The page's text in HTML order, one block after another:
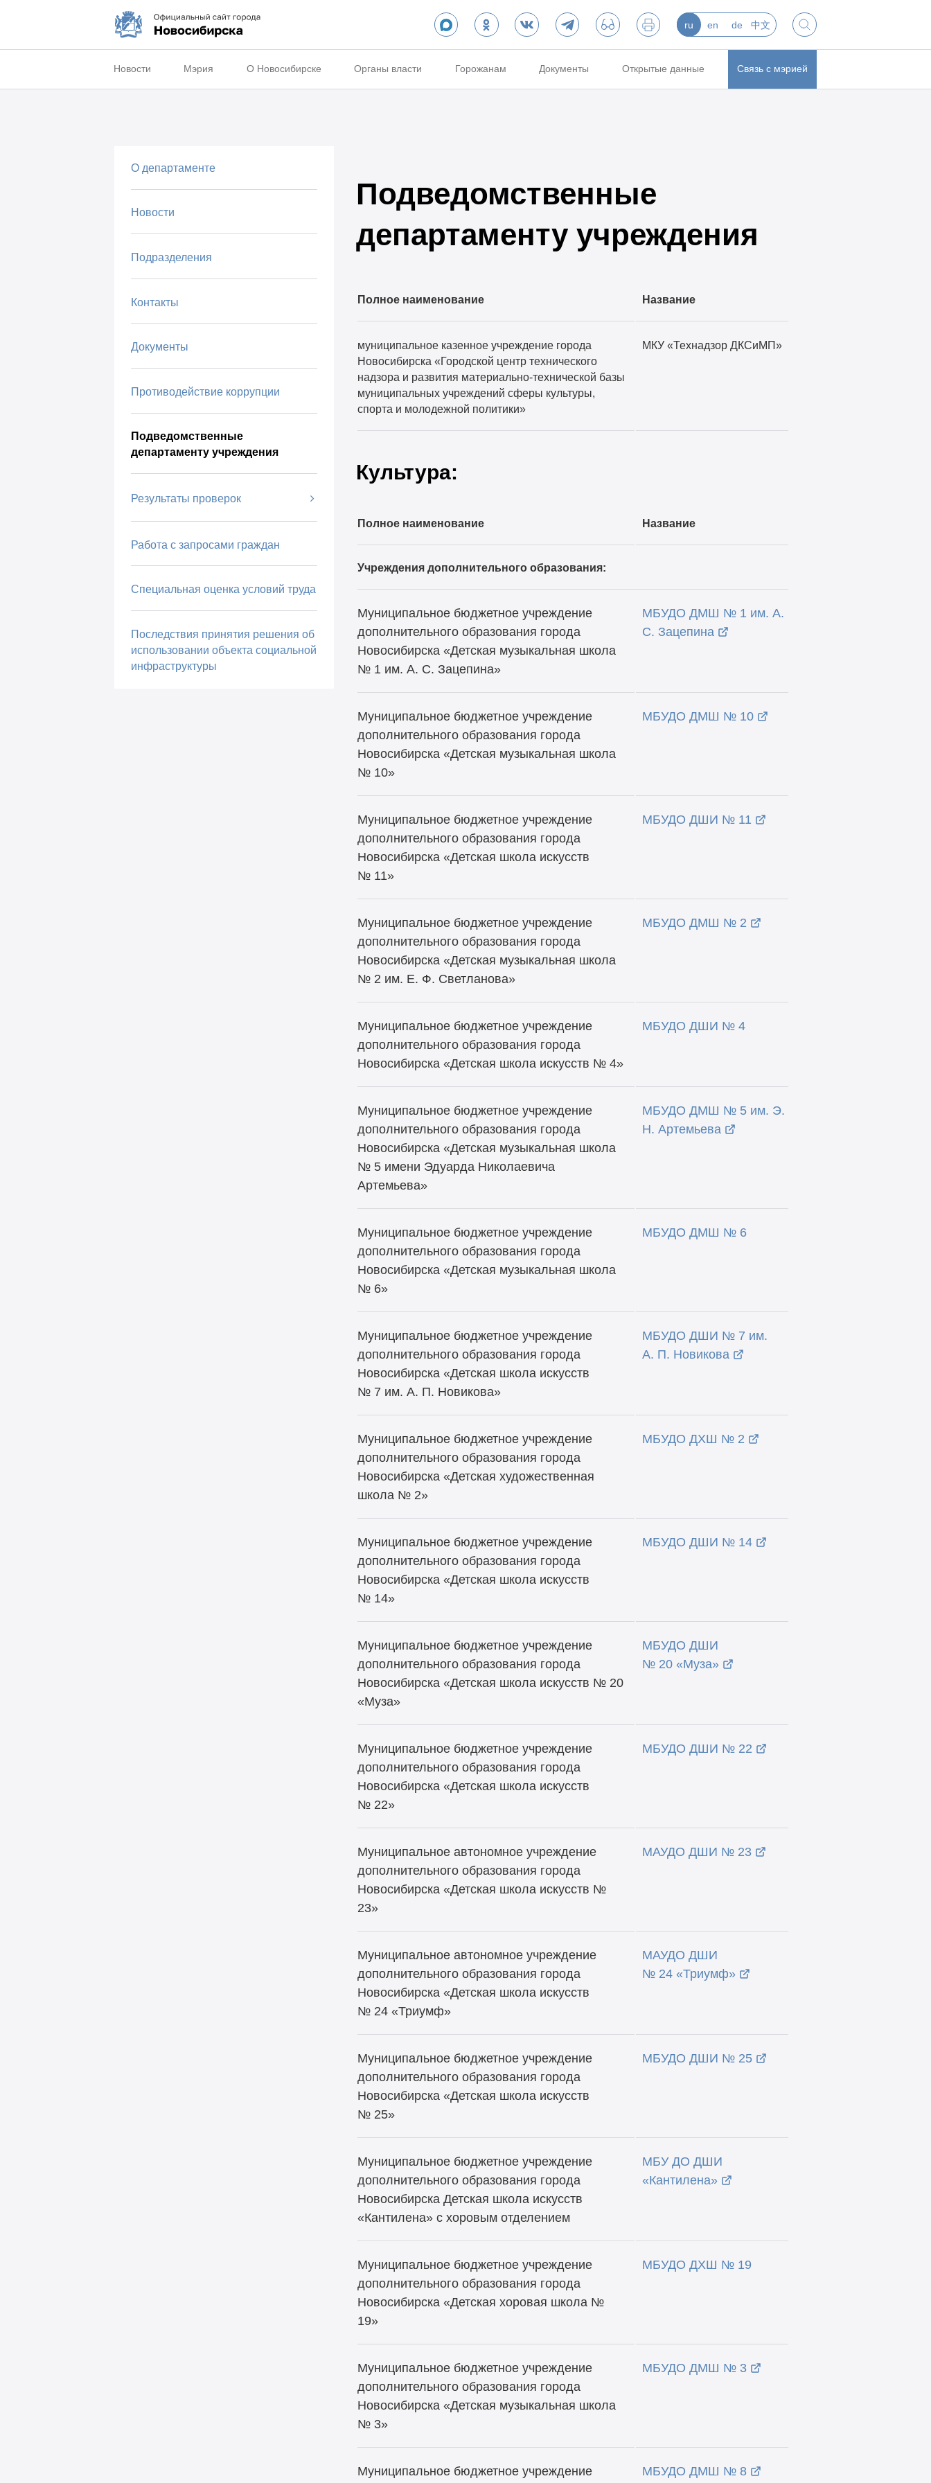
ru en de 中文
Новости Мэрия О Новосибирске Органы власти Горожанам Документы Открытые данные Связь с мэрией
О департаменте
Новости
Подразделения
Контакты
Документы
Противодействие коррупции
Подведомственные
департаменту учреждения
Результаты проверок
Работа с запросами граждан
Специальная оценка условий труда
Последствия принятия решения об
использовании объекта социальной
инфраструктуры
Подведомственные
департаменту учреждения
Полное наименование Название
муниципальное казенное учреждение города
Новосибирска «Городской центр технического
надзора и развития материально-технической базы
муниципальных учреждений сферы культуры,
спорта и молодежной политики»
МКУ «Технадзор ДКСиМП»
Культура:
Полное наименование Название
Учреждения дополнительного образования:
Муниципальное бюджетное учреждение
дополнительного образования города
Новосибирска «Детская музыкальная школа
№ 1 им. А. С. Зацепина»
МБУДО ДМШ № 1 им. А.
С. Зацепина
Муниципальное бюджетное учреждение
дополнительного образования города
Новосибирска «Детская музыкальная школа
№ 10»
МБУДО ДМШ № 10
Муниципальное бюджетное учреждение
дополнительного образования города
Новосибирска «Детская школа искусств
№ 11»
МБУДО ДШИ № 11
Муниципальное бюджетное учреждение
дополнительного образования города
Новосибирска «Детская музыкальная школа
№ 2 им. Е. Ф. Светланова»
МБУДО ДМШ № 2
Муниципальное бюджетное учреждение
дополнительного образования города
Новосибирска «Детская школа искусств № 4»
МБУДО ДШИ № 4
Муниципальное бюджетное учреждение
дополнительного образования города
Новосибирска «Детская музыкальная школа
№ 5 имени Эдуарда Николаевича
Артемьева»
МБУДО ДМШ № 5 им. Э.
Н. Артемьева
Муниципальное бюджетное учреждение
дополнительного образования города
Новосибирска «Детская музыкальная школа
№ 6»
МБУДО ДМШ № 6
Муниципальное бюджетное учреждение
дополнительного образования города
Новосибирска «Детская школа искусств
№ 7 им. А. П. Новикова»
МБУДО ДШИ № 7 им.
А. П. Новикова
Муниципальное бюджетное учреждение
дополнительного образования города
Новосибирска «Детская художественная
школа № 2»
МБУДО ДХШ № 2
Муниципальное бюджетное учреждение
дополнительного образования города
Новосибирска «Детская школа искусств
№ 14»
МБУДО ДШИ № 14
Муниципальное бюджетное учреждение
дополнительного образования города
Новосибирска «Детская школа искусств № 20
«Муза»
МБУДО ДШИ
№ 20 «Муза»
Муниципальное бюджетное учреждение
дополнительного образования города
Новосибирска «Детская школа искусств
№ 22»
МБУДО ДШИ № 22
Муниципальное автономное учреждение
дополнительного образования города
Новосибирска «Детская школа искусств №
23»
МАУДО ДШИ № 23
Муниципальное автономное учреждение
дополнительного образования города
Новосибирска «Детская школа искусств
№ 24 «Триумф»
МАУДО ДШИ
№ 24 «Триумф»
Муниципальное бюджетное учреждение
дополнительного образования города
Новосибирска «Детская школа искусств
№ 25»
МБУДО ДШИ № 25
Муниципальное бюджетное учреждение
дополнительного образования города
Новосибирска Детская школа искусств
«Кантилена» с хоровым отделением
МБУ ДО ДШИ
«Кантилена»
Муниципальное бюджетное учреждение
дополнительного образования города
Новосибирска «Детская хоровая школа №
19»
МБУДО ДХШ № 19
Муниципальное бюджетное учреждение
дополнительного образования города
Новосибирска «Детская музыкальная школа
№ 3»
МБУДО ДМШ № 3
Муниципальное бюджетное учреждение
МБУДО ДМШ № 8